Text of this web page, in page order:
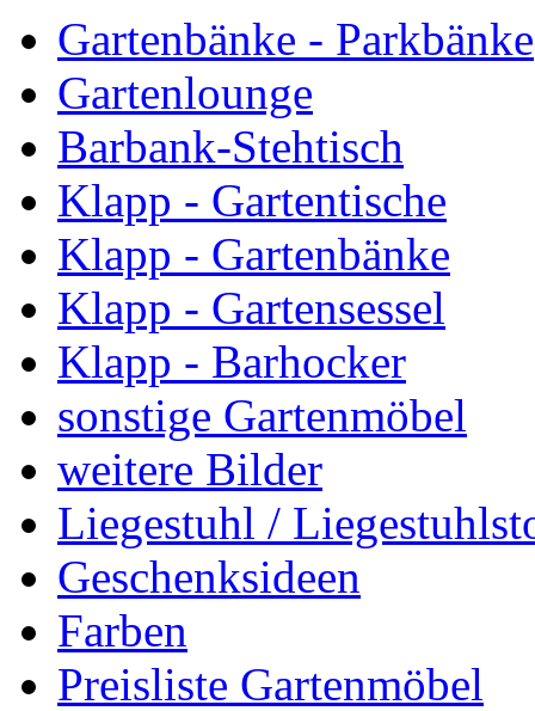
Gartenbänke - Parkbänke
Gartenlounge
Barbank-Stehtisch
Klapp - Gartentische
Klapp - Gartenbänke
Klapp - Gartensessel
Klapp - Barhocker
sonstige Gartenmöbel
weitere Bilder
Liegestuhl /
Geschenksideen
Farben
Preisliste Gartenmöbel